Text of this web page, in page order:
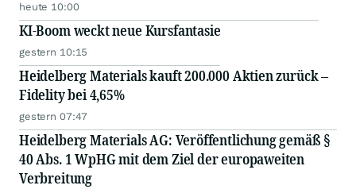
heute 10:00
KI-Boom weckt neue Kursfantasie
gestern 10:15
Heidelberg Materials kauft 200.000 Aktien zurück –
Fidelity bei 4,65%
gestern 07:47
Heidelberg Materials AG: Veröffentlichung gemäß §
40 Abs. 1 WpHG mit dem Ziel der europaweiten
Verbreitung